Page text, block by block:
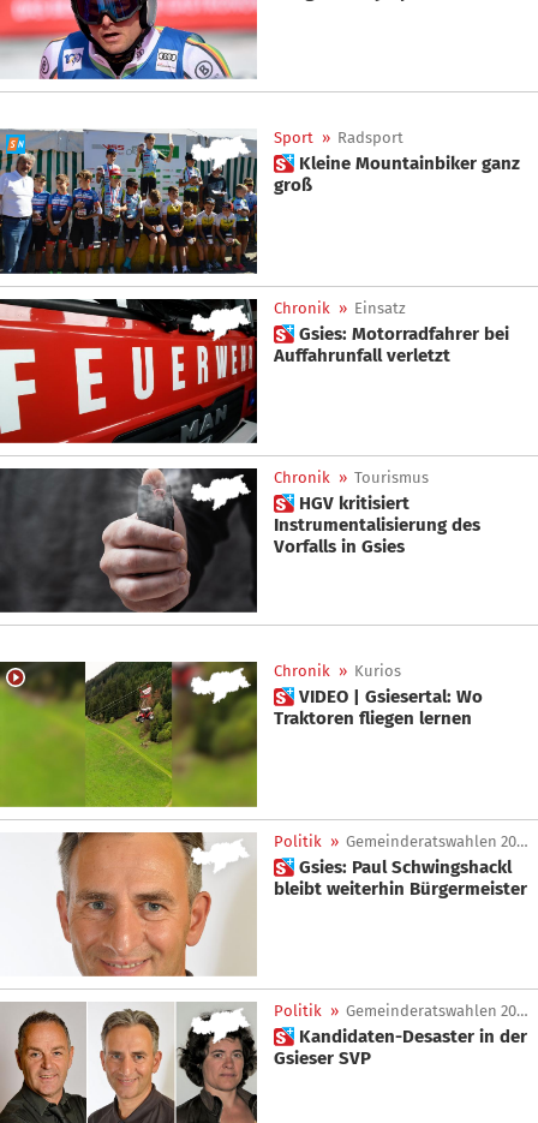
Sport » Radsport
 Kleine Mountainbiker ganz
groß
Chronik » Einsatz
 Gsies: Motorradfahrer bei
Auffahrunfall verletzt
Chronik » Tourismus
 HGV kritisiert
Instrumentalisierung des
Vorfalls in Gsies
Chronik » Kurios
 VIDEO | Gsiesertal: Wo
Traktoren fliegen lernen
Politik » Gemeinderatswahlen 2025
 Gsies: Paul Schwingshackl
bleibt weiterhin Bürgermeister
Politik » Gemeinderatswahlen 2025
 Kandidaten-Desaster in der
Gsieser SVP